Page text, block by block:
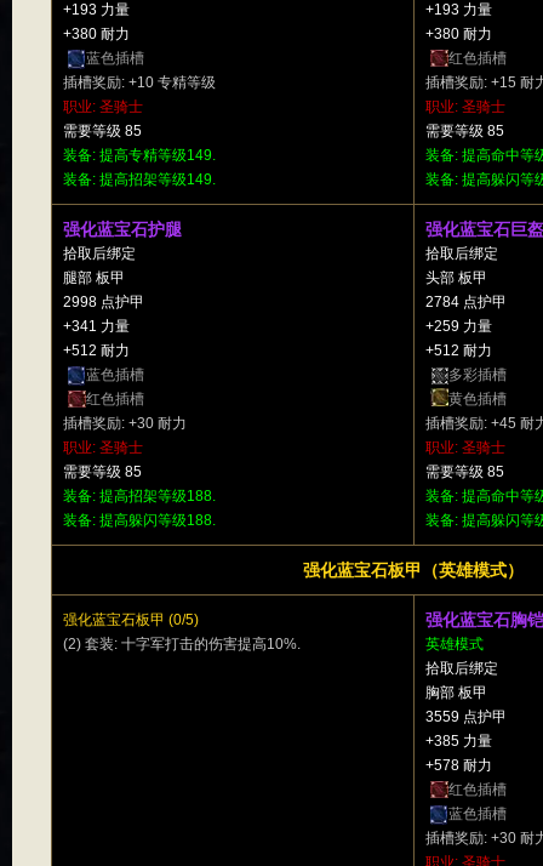
+193 力量
+380 耐力
蓝色插槽
插槽奖励: +10 专精等级
职业: 圣骑士
需要等级 85
装备: 提高专精等级149.
装备: 提高招架等级149.
+193 力量
+380 耐力
红色插槽
插槽奖励: +15 耐
职业: 圣骑士
需要等级 85
装备: 提高命中等
装备: 提高躲闪等
强化蓝宝石护腿
拾取后绑定
腿部 板甲
2998 点护甲
+341 力量
+512 耐力
蓝色插槽
红色插槽
插槽奖励: +30 耐力
职业: 圣骑士
需要等级 85
装备: 提高招架等级188.
装备: 提高躲闪等级188.
强化蓝宝石巨
拾取后绑定
头部 板甲
2784 点护甲
+259 力量
+512 耐力
多彩插槽
黄色插槽
插槽奖励: +45 耐
职业: 圣骑士
需要等级 85
装备: 提高命中等
装备: 提高躲闪等
强化蓝宝石板甲（英雄模式）
强化蓝宝石板甲 (0/5)
(2) 套装: 十字军打击的伤害提高10%.
强化蓝宝石胸
英雄模式
拾取后绑定
胸部 板甲
3559 点护甲
+385 力量
+578 耐力
红色插槽
蓝色插槽
插槽奖励: +30 耐
职业: 圣骑士